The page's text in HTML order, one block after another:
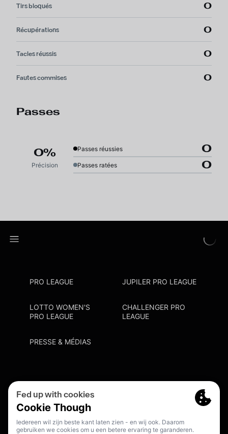
Tirs bloqués 0
Récupérations 0
Tacles réussis 0
Fautes commises 0
Passes
0%
Précision
Passes réussies 0
Passes ratées 0
PRO LEAGUE JUPILER PRO LEAGUE
LOTTO WOMEN'S
PRO LEAGUE
CHALLENGER PRO
LEAGUE
PRESSE & MÉDIAS
Cookie Policy
Point De Contact Discrimination